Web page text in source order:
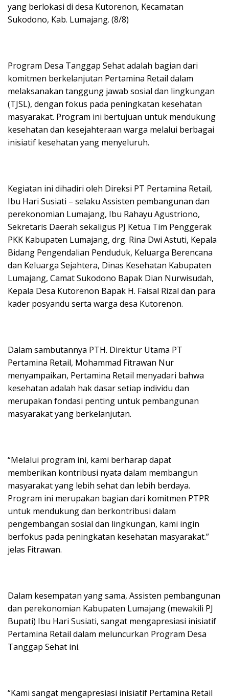
yang berlokasi di desa Kutorenon, Kecamatan
Sukodono, Kab. Lumajang. (8/8)
Program Desa Tanggap Sehat adalah bagian dari
komitmen berkelanjutan Pertamina Retail dalam
melaksanakan tanggung jawab sosial dan lingkungan
(TJSL), dengan fokus pada peningkatan kesehatan
masyarakat. Program ini bertujuan untuk mendukung
kesehatan dan kesejahteraan warga melalui berbagai
inisiatif kesehatan yang menyeluruh.
Kegiatan ini dihadiri oleh Direksi PT Pertamina Retail,
Ibu Hari Susiati – selaku Assisten pembangunan dan
perekonomian Lumajang, Ibu Rahayu Agustriono,
Sekretaris Daerah sekaligus PJ Ketua Tim Penggerak
PKK Kabupaten Lumajang, drg. Rina Dwi Astuti, Kepala
Bidang Pengendalian Penduduk, Keluarga Berencana
dan Keluarga Sejahtera, Dinas Kesehatan Kabupaten
Lumajang, Camat Sukodono Bapak Dian Nurwisudah,
Kepala Desa Kutorenon Bapak H. Faisal Rizal dan para
kader posyandu serta warga desa Kutorenon.
Dalam sambutannya PTH. Direktur Utama PT
Pertamina Retail, Mohammad Fitrawan Nur
menyampaikan, Pertamina Retail menyadari bahwa
kesehatan adalah hak dasar setiap individu dan
merupakan fondasi penting untuk pembangunan
masyarakat yang berkelanjutan.
“Melalui program ini, kami berharap dapat
memberikan kontribusi nyata dalam membangun
masyarakat yang lebih sehat dan lebih berdaya.
Program ini merupakan bagian dari komitmen PTPR
untuk mendukung dan berkontribusi dalam
pengembangan sosial dan lingkungan, kami ingin
berfokus pada peningkatan kesehatan masyarakat.”
jelas Fitrawan.
Dalam kesempatan yang sama, Assisten pembangunan
dan perekonomian Kabupaten Lumajang (mewakili PJ
Bupati) Ibu Hari Susiati, sangat mengapresiasi inisiatif
Pertamina Retail dalam meluncurkan Program Desa
Tanggap Sehat ini.
“Kami sangat mengapresiasi inisiatif Pertamina Retail